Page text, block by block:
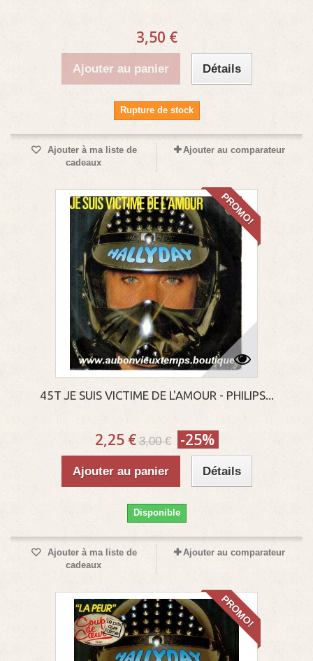
3,50 €
Ajouter au panier Détails
Rupture de stock
Ajouter à ma liste de
cadeaux
Ajouter au comparateur
PROMO!
45T JE SUIS VICTIME DE L'AMOUR - PHILIPS...
2,25 € 3,00 € -25%
Ajouter au panier Détails
Disponible
Ajouter à ma liste de
cadeaux
Ajouter au comparateur
PROMO!